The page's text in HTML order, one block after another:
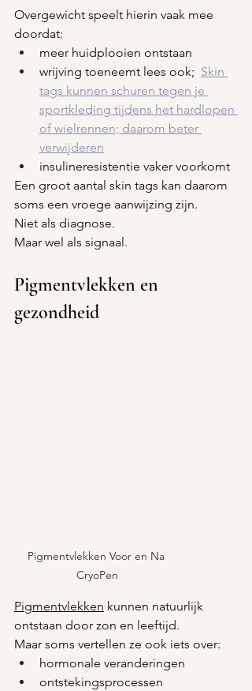
Overgewicht speelt hierin vaak mee
doordat:
meer huidplooien ontstaan
wrijving toeneemt lees ook; Skin
tags kunnen schuren tegen je
sportkleding tijdens het hardlopen
of wielrennen; daarom beter
verwijderen
insulineresistentie vaker voorkomt
Een groot aantal skin tags kan daarom
soms een vroege aanwijzing zijn.
Niet als diagnose.
Maar wel als signaal.
Pigmentvlekken en
gezondheid
Pigmentvlekken Voor en Na
CryoPen
Pigmentvlekken kunnen natuurlijk
ontstaan door zon en leeftijd.
Maar soms vertellen ze ook iets over:
hormonale veranderingen
ontstekingsprocessen